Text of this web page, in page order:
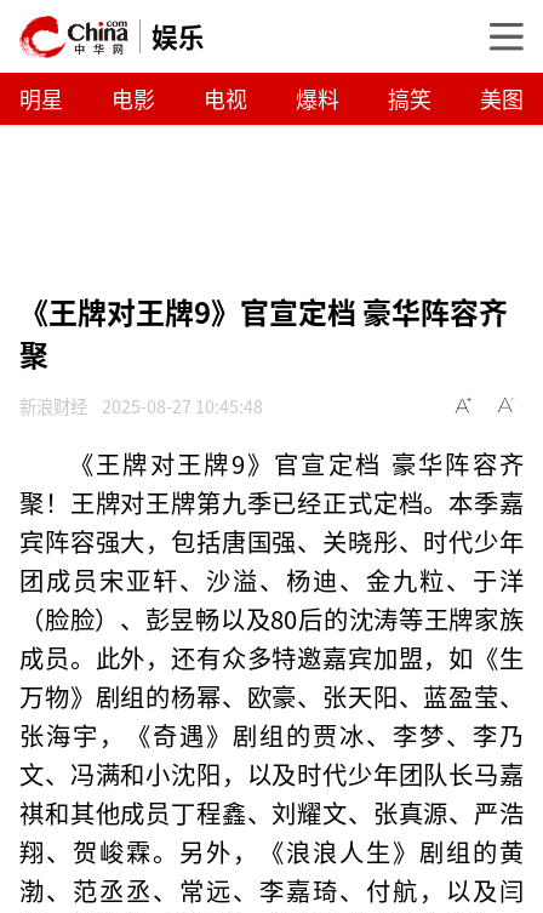
娱乐
明星 电影 电视 爆料 搞笑 美图
《王牌对王牌9》官宣定档 豪华阵容齐
聚
新浪财经 2025-08-27 10:45:48
《王牌对王牌9》官宣定档 豪华阵容齐
聚！王牌对王牌第九季已经正式定档。本季嘉
宾阵容强大，包括唐国强、关晓彤、时代少年
团成员宋亚轩、沙溢、杨迪、金九粒、于洋
（脸脸）、彭昱畅以及80后的沈涛等王牌家族
成员。此外，还有众多特邀嘉宾加盟，如《生
万物》剧组的杨幂、欧豪、张天阳、蓝盈莹、
张海宇，《奇遇》剧组的贾冰、李梦、李乃
文、冯满和小沈阳，以及时代少年团队长马嘉
祺和其他成员丁程鑫、刘耀文、张真源、严浩
翔、贺峻霖。另外，《浪浪人生》剧组的黄
渤、范丞丞、常远、李嘉琦、付航，以及闫